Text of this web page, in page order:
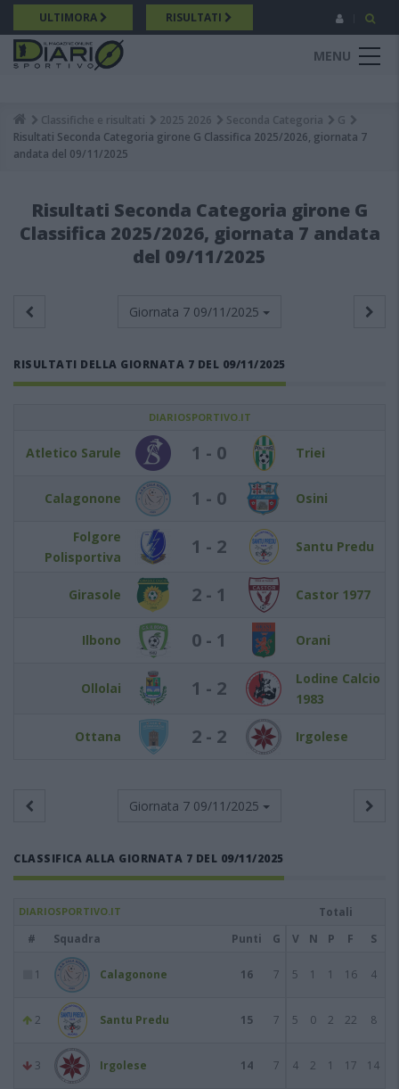
Salta
al
contenuto
principale
ULTIMORA RISULTATI
MENU
Breadcrumb
Classifiche e risultati 2025 2026 Seconda Categoria
G
Risultati Seconda Categoria girone G Classifica 2025/2026, giornata 7
andata del 09/11/2025
Risultati Seconda Categoria girone G
Classifica 2025/2026, giornata 7 andata
del 09/11/2025
Giornata 7 09/11/2025
RISULTATI DELLA GIORNATA 7 DEL 09/11/2025
DIARIOSPORTIVO.IT
Atletico Sarule 1 - 0 Triei
Calagonone 1 - 0 Osini
Folgore
Polisportiva
1 - 2 Santu Predu
Girasole 2 - 1 Castor 1977
Ilbono 0 - 1 Orani
Ollolai 1 - 2
Lodine Calcio
1983
Ottana 2 - 2 Irgolese
Giornata 7 09/11/2025
CLASSIFICA ALLA GIORNATA 7 DEL 09/11/2025
DIARIOSPORTIVO.IT
Totali
#
Squadra Punti G V N P F S
1 Calagonone 16 7 5 1 1 16 4
2 Santu Predu 15 7 5 0 2 22 8
3 Irgolese 14 7 4 2 1 17 14